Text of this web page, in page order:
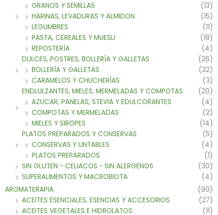
GRANOS Y SEMILLAS
(13)
HARINAS, LEVADURAS Y ALMIDON
(15)
LEGUMBRES
(11)
PASTA, CEREALES Y MUESLI
(18)
REPOSTERÍA
(4)
DULCES, POSTRES, BOLLERÍA Y GALLETAS
(26)
BOLLERÍA Y GALLETAS
(22)
CARAMELOS Y CHUCHERÍAS
(3)
ENDLULZANTES, MIELES, MERMELADAS Y COMPOTAS
(20)
AZUCAR, PANELAS, STEVIA Y EDULCORANTES
(4)
COMPOTAS Y MERMELADAS
(2)
MIELES Y SIROPES
(14)
PLATOS PREPARADOS Y CONSERVAS
(5)
CONSERVAS Y UNTABLES
(4)
PLATOS PREPARADOS
(1)
SIN GLUTEN - CELIACOS - SIN ALERGENOS
(30)
SUPERALIMENTOS Y MACROBIOTA
(4)
AROMATERAPIA
(90)
ACEITES ESENCIALES, ESENCIAS Y ACCESORIOS
(27)
ACEITES VEGETALES E HIDROLATOS
(11)